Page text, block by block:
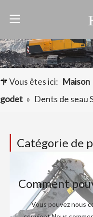
Vous êtes ici: Maison
godet » Dents de seau
Catégorie de
Comment
Vous pouvez nous